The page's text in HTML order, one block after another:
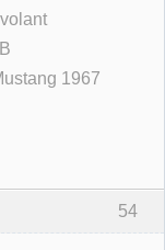
1967
54